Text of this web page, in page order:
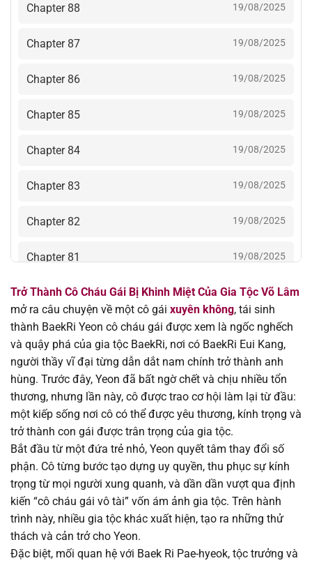
Chapter 88 19/08/2025
Chapter 87 19/08/2025
Chapter 86 19/08/2025
Chapter 85 19/08/2025
Chapter 84 19/08/2025
Chapter 83 19/08/2025
Chapter 82 19/08/2025
Chapter 81 19/08/2025
Chapter 80 19/08/2025
Chapter 79 19/08/2025
Chapter 78 19/08/2025
Chapter 77 19/08/2025
Chapter 76
Chapter 75 19/08/2025
Chapter 74 19/08/2025
Chapter 73
Trở Thành Cô Cháu Gái Bị Khinh Miệt Của Gia Tộc Võ Lâm
mở ra câu chuyện về một cô gái xuyên không, tái sinh
thành BaekRi Yeon cô cháu gái được xem là ngốc nghếch
và quậy phá của gia tộc BaekRi, nơi có BaekRi Eui Kang,
người thầy vĩ đại từng dẫn dắt nam chính trở thành anh
hùng. Trước đây, Yeon đã bất ngờ chết và chịu nhiều tổn
thương, nhưng lần này, cô được trao cơ hội làm lại từ đầu:
một kiếp sống nơi cô có thể được yêu thương, kính trọng và
trở thành con gái được trân trọng của gia tộc.
Bắt đầu từ một đứa trẻ nhỏ, Yeon quyết tâm thay đổi số
phận. Cô từng bước tạo dựng uy quyền, thu phục sự kính
trọng từ mọi người xung quanh, và dần dần vượt qua định
kiến “cô cháu gái vô tài” vốn ám ảnh gia tộc. Trên hành
trình này, nhiều gia tộc khác xuất hiện, tạo ra những thử
thách và cản trở cho Yeon.
Đặc biệt, mối quan hệ với Baek Ri Pae-hyeok, tộc trưởng và